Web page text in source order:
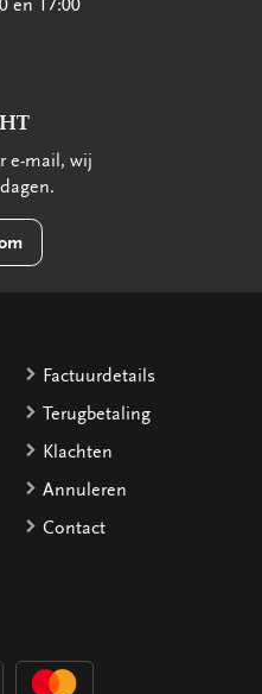
en 17:00
e-mail, wij
Factuurdetails
Terugbetaling
Klachten
Annuleren
Contact